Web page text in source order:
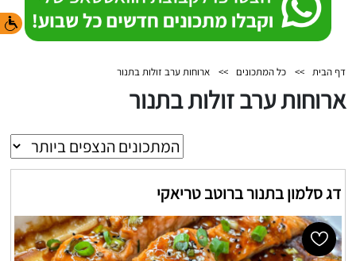
דף הבית >> כל המתכונים >> ארוחות ערב זולות בתנור
ארוחות ערב זולות בתנור
דג סלמון בתנור ברוטב טריאקי